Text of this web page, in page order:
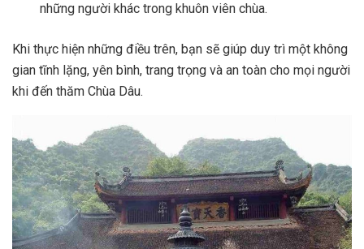
những người khác trong khuôn viên chùa.
Khi thực hiện những điều trên, bạn sẽ giúp duy trì một không
gian tĩnh lặng, yên bình, trang trọng và an toàn cho mọi người
khi đến thăm Chùa Dâu.